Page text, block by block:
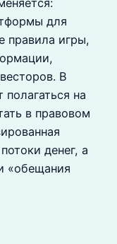
для
правила игры,
В
полагаться на
в правовом
денег, а
«обещания